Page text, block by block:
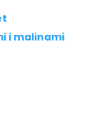
i malinami